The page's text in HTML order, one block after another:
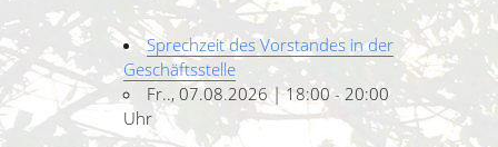
Sprechzeit des Vorstandes in der
Geschäftsstelle
Fr.., 07.08.2026 | 18:00 - 20:00
Uhr